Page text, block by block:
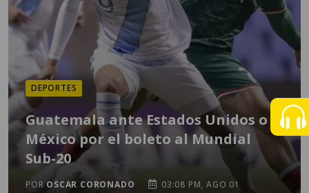
DEPORTES
Guatemala ante Estados Unidos o
México por el boleto al Mundial
Sub-20
POROSCAR CORONADO 03:08 PM, AGO 01